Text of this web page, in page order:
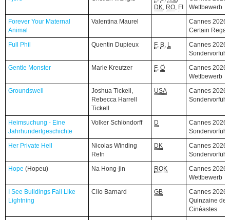
DK, RO, FI
Wettbewerb
Forever Your Maternal
Animal
Valentina Maurel
Cannes 2026,
Certain
Full Phil
Quentin Dupieux F, B, L
Cannes 2026,
Gentle Monster
Marie Kreutzer F, Ö
Cannes 2026,
Wettbewerb
Groundswell
Joshua Tickell,
Rebecca Harrell
Tickell
USA
Cannes 2026,
Heimsuchung - Eine
Jahrhundertgeschichte
Volker Schlöndorff D
Cannes 2026,
Her Private Hell
Nicolas Winding
Refn
DK
Cannes 2026,
Hope (Hopeu) Na Hong-jin ROK
Cannes 2026,
Wettbewerb
I See Buildings Fall Like
Lightning
Clio Barnard GB
Cannes 2026,
Quinzaine des
Cinéastes
Forever Your Maternal
Animal
Full Phil
Gentle Monster
Groundswell
Heimsuchung - Eine
Jahrhundertgeschichte
Her Private Hell
Hope (Hopeu)
I See Buildings Fall Like
Lightning